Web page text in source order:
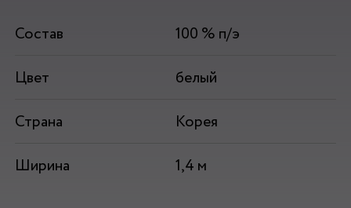
Состав
100 % п/э
Цвет
белый
Страна
Корея
Ширина
1,4 м